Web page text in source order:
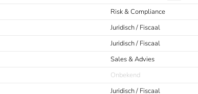
Risk & Compliance
Juridisch / Fiscaal
Juridisch / Fiscaal
Sales & Advies
Onbekend
Juridisch / Fiscaal